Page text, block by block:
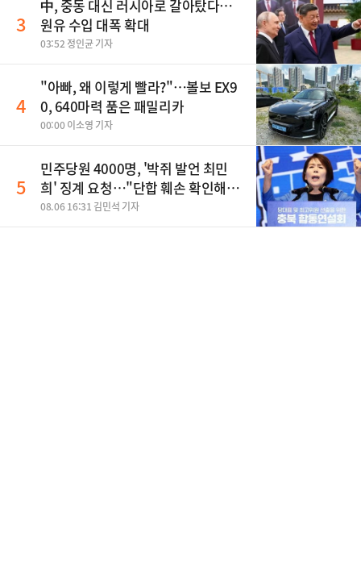
3
中, 중동 대신 러시아로 갈아탔다…
원유 수입 대폭 확대
03:52 정인균 기자
4
"아빠, 왜 이렇게 빨라?"…볼보 EX9
0, 640마력 품은 패밀리카
00:00 이소영 기자
5
민주당원 4000명, '박쥐 발언 최민
희' 징계 요청…"단합 훼손 확인해
야"
08.06 16:31 김민석 기자